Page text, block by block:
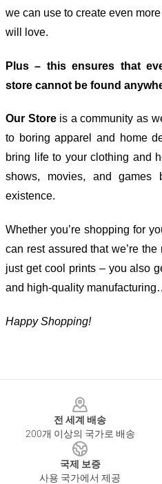
we can use to create even
will love.
Plus – this ensures that
store cannot be found
Our Storeis a community as
to boring apparel and home
bring life to your clothing and
shows, movies, and games
existence.
Whether you’re shopping for
can rest assured that we’re
just get cool prints – you also
and high-quality
Happy Shopping!
전 세계 배송
200개 이상의 국가로 배송
국제 보증
사용 국가에서 제공